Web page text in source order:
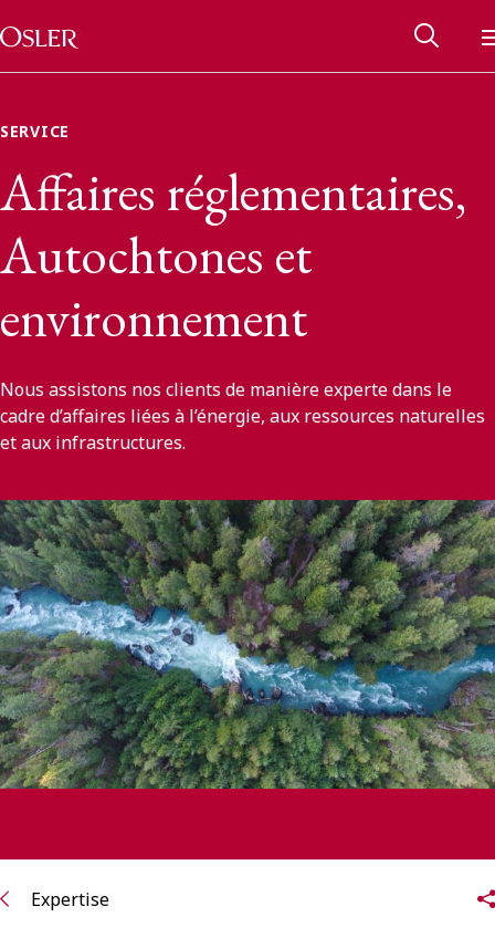
Passer au contenu
Main Navigation
Réseau des anciens d’Osler
ENGLISH
S’abonner aux articles Osler
S’abonner
SERVICE
Affaires réglementaires,
Autochtones et
environnement
Nous assistons nos clients de manière experte dans le
cadre d’affaires liées à l’énergie, aux ressources naturelles
et aux infrastructures.
Expertise